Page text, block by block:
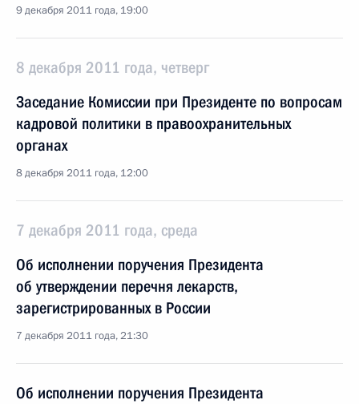
9 декабря 2011 года, 19:00
8 декабря 2011 года, четверг
Заседание Комиссии при Президенте по вопросам
кадровой политики в правоохранительных
органах
8 декабря 2011 года, 12:00
7 декабря 2011 года, среда
Об исполнении поручения Президента
об утверждении перечня лекарств,
зарегистрированных в России
7 декабря 2011 года, 21:30
Об исполнении поручения Президента